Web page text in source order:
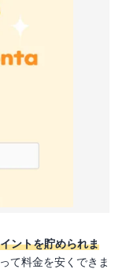
ントを貯められま
て料金を安くできま